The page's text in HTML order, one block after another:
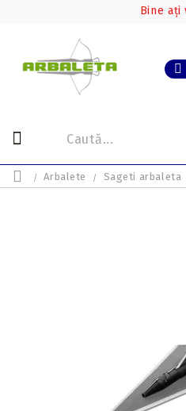
Bine ați
Arbalete Sageti arbaleta